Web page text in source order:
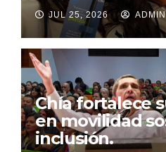
JUL 25, 2026 ADMIN
Chía fortalece
en movilidad
inclusión.